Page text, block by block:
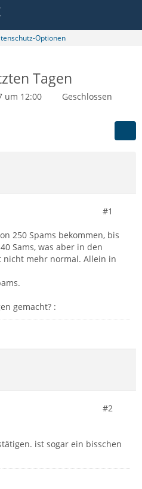
Optionen
Tagen
um 12:00
Geschlossen
#1
250 Spams bekommen, bis
Sams, was aber in den
nicht mehr normal. Allein in
gemacht? :
#2
ist sogar ein bisschen